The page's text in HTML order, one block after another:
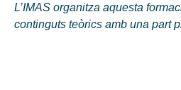
L’IMAS organitza aquesta
continguts teòrics amb una part